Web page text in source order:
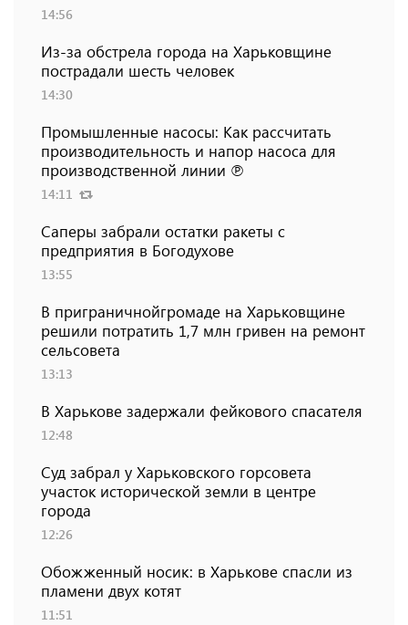
14:56
Из-за обстрела города на Харьковщине
пострадали шесть человек
14:30
Промышленные насосы: Как рассчитать
производительность и напор насоса для
производственной линии ℗
14:11
Саперы забрали остатки ракеты с
предприятия в Богодухове
13:55
В приграничнойгромаде на Харьковщине
решили потратить 1,7 млн ​​гривен на ремонт
сельсовета
13:13
В Харькове задержали фейкового спасателя
12:48
Суд забрал у Харьковского горсовета
участок исторической земли в центре
города
12:26
Обожженный носик: в Харькове спасли из
пламени двух котят
11:51